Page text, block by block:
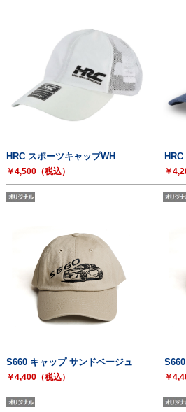
HRC スポーツキャップWH
￥4,500（税込） ￥
S660 キャップ サンドベージュ
￥4,400（税込） ￥